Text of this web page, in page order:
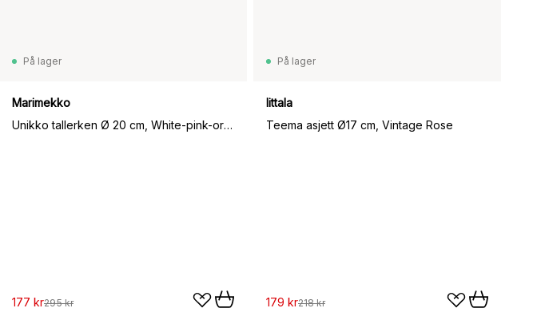
På lager
Marimekko
Unikko tallerken Ø 20 cm, White-pink-orange
177 kr295 kr
På lager
Iittala
Teema asjett Ø17 cm, Vintage Rose
179 kr218 kr